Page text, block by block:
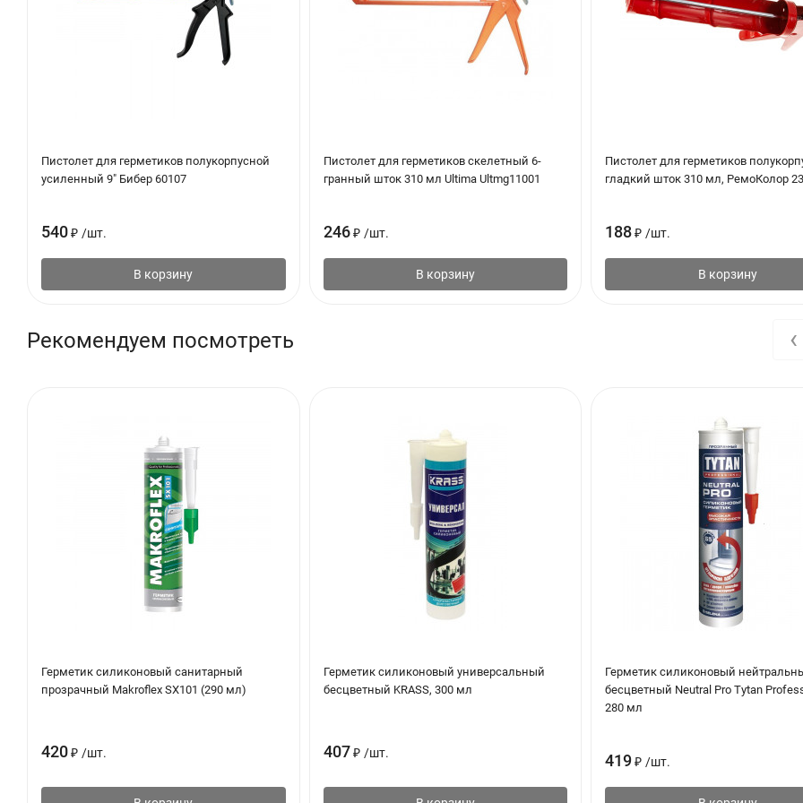
Соединяемые поверхности очистить от жира, масла, пыли и отставших частиц. Непористые поверхности следует очищать
чистой хлопковой ветошью без ворсинок. Остатки растворителя удалить до его испарения чистой сухой тряпкой.
Вставить картридж в пистолет для силикона и заполнить наконечник силиконом, несколько раз нажав на спусковой крючок
механическую нагрузку.
Для удаления незатвердевшего герметика, очистки инструментов и рук подходят влажные салфетки PENOSIL Premium Cleaning
Технические характеристики:
Время образования пленки - 13-15 минут
Скорость затвердевания - 2,5-3 мм/24ч
Плотность (DIN 53479-B) - 1,26 г/см
Свойства затвердевшего герметика:
Рост микроорганизмов, ISO 846 - 3
Окончательное удлинение при разрыве, ISO 37 - 2,5+/-0,2 Н/мм
Пистолет для герметиков полукорпусной
усиленный 9" Бибер 60107
540₽ /шт.
В корзину
Пистолет для герметиков скелетный 6-
гранный шток 310 мл Ultima Ultmg11001
246 ₽ /шт.
В корзину
Пистолет для герметиков
гладкий шток 310 мл, РемоКолор
188 ₽ /шт.
В корзину
Рекомендуем посмотреть
Герметик силиконовый санитарный
прозрачный Makroflex SX101 (290 мл)
420₽ /шт.
Герметик силиконовый универсальный
бесцветный KRASS, 300 мл
407 ₽ /шт.
Герметик силиконовый
бесцветный Neutral Pro Tytan
280 мл
419 ₽ /шт.
‹